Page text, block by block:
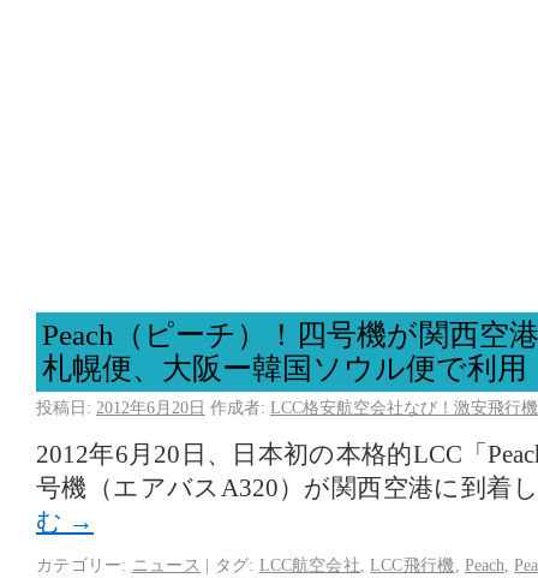
Peach（ピーチ）！四号機が関西空
札幌便、大阪ー韓国ソウル便で利用
投稿日: 2012年6月20日 作成者: LCC格安航空会社なび！激安飛行
2012年6月20日、日本初の本格的LCC「
号機（エアバスA320）が関西空港に到着
む →
カテゴリー: ニュース | タグ: LCC航空会社 ,LCC飛行機 Peach ,